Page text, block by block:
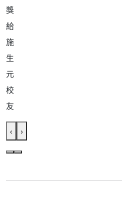
獎
給
施
生
元
校
友
‹ ›